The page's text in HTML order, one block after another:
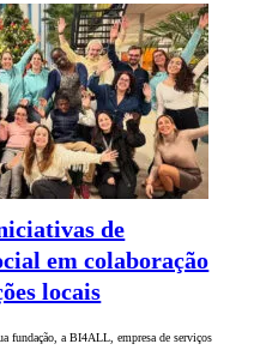
de
em colaboração
locais
fundação, a BI4ALL, empresa de serviços